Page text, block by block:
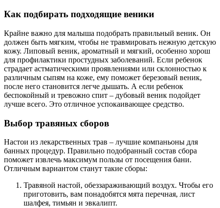
Как подбирать подходящие веники
Крайне важно для малыша подобрать правильный веник. Он
должен быть мягким, чтобы не травмировать нежную детскую
кожу. Липовый веник, ароматный и мягкий, особенно хорош
для профилактики простудных заболеваний. Если ребенок
страдает астматическими проявлениями или склонностью к
различным сыпям на коже, ему поможет березовый веник,
после него становится легче дышать. А если ребенок
беспокойный и тревожно спит – дубовый веник подойдет
лучше всего. Это отличное успокаивающее средство.
Выбор травяных сборов
Настои из лекарственных трав – лучшие компаньоны для
банных процедур. Правильно подобранный состав сбора
поможет извлечь максимум пользы от посещения бани.
Отличным вариантом станут такие сборы:
Травяной настой, обеззараживающий воздух. Чтобы его
приготовить, вам понадобятся мята перечная, лист
шалфея, тимьян и эвкалипт.